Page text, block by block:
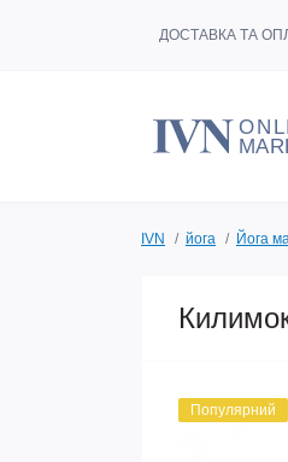
ДОСТАВКА ТА
IVN йога Йога
Популярний